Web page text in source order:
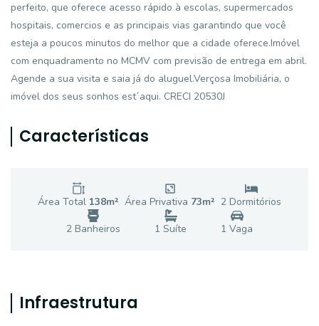
perfeito, que oferece acesso rápido à escolas, supermercados
hospitais, comercios e as principais vias garantindo que você
esteja a poucos minutos do melhor que a cidade oferece.Imóvel
com enquadramento no MCMV com previsão de entrega em abril.
Agende a sua visita e saia já do aluguel.Verçosa Imobiliária, o
imóvel dos seus sonhos est´aqui. CRECI 20530J
Características
Área Total 138m² Área Privativa 73m² 2 Dormitórios
2 Banheiros 1 Suíte 1 Vaga
Infraestrutura